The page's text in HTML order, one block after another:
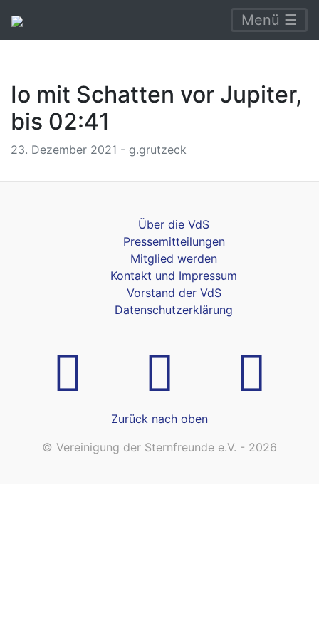
Menü ☰
Io mit Schatten vor Jupiter,
bis 02:41
23. Dezember 2021 - g.grutzeck
Über die VdS
Pressemitteilungen
Mitglied werden
Kontakt und Impressum
Vorstand der VdS
Datenschutzerklärung
Zurück nach oben
© Vereinigung der Sternfreunde e.V. - 2026